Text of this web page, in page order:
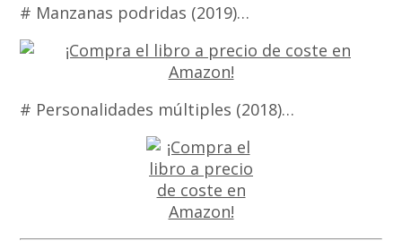
# Manzanas podridas (2019)…
# Personalidades múltiples (2018)…